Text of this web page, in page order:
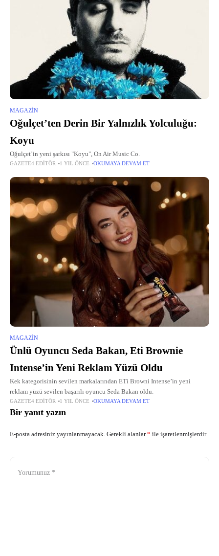
MAGAZIN
Oğulçet’ten Derin Bir Yalnızlık Yolculuğu:
Koyu
Oğulçet’in yeni şarkısı "Koyu", On Air Music Co.
GAZETE4 EDITÖR 1 YIL ÖNCE OKUMAYA DEVAM ET
MAGAZIN
Ünlü Oyuncu Seda Bakan, Eti Brownie
Intense’in Yeni Reklam Yüzü Oldu
Kek kategorisinin sevilen markalarından ETi Browni Intense’in yeni
reklam yüzü sevilen başarılı oyuncu Seda Bakan oldu.
GAZETE4 EDITÖR 1 YIL ÖNCE OKUMAYA DEVAM ET
Bir yanıt yazın
E-posta adresiniz yayınlanmayacak. Gerekli alanlar* ile işaretlenmişlerdir